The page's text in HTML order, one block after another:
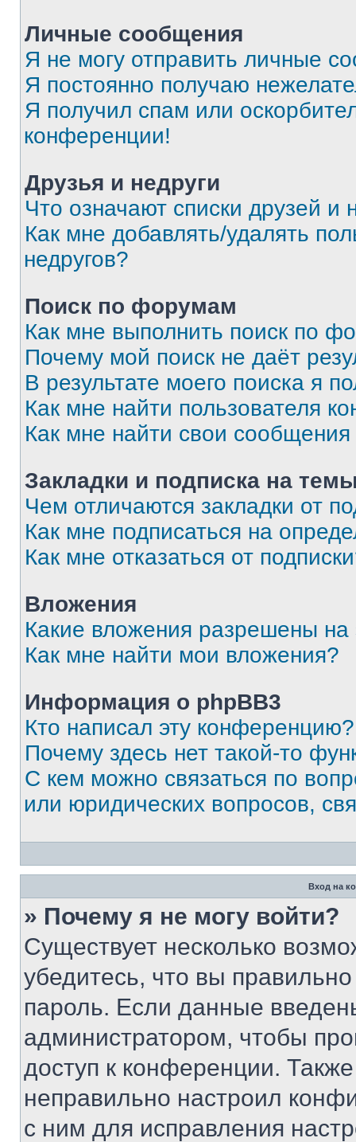
Личные сообщения
Я не могу отправить личные
Я постоянно получаю
Я получил спам или
конференции!
Друзья и недруги
Что означают списки друзей и
Как мне добавлять/удалять
недругов?
Поиск по форумам
Как мне выполнить поиск по
Почему мой поиск не даёт
В результате моего поиска я
Как мне найти пользователя
Как мне найти свои
Закладки и подписка на
Чем отличаются закладки от
Как мне подписаться на
Как мне отказаться от
Вложения
Какие вложения разрешены
Как мне найти мои вложения?
Информация о phpBB3
Кто написал эту конференцию?
Почему здесь нет такой-то
С кем можно связаться по
или юридических вопросов,
Вход на
» Почему я не могу войти?
Существует несколько
убедитесь, что вы
пароль. Если данные
администратором, чтобы
доступ к конференции.
неправильно настроил
с ним для исправления